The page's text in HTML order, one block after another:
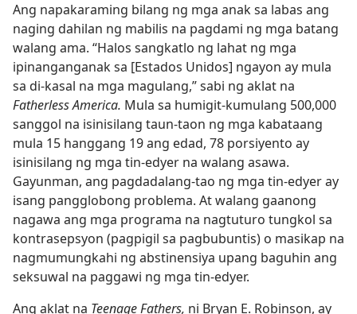
Ang napakaraming bilang ng mga anak sa labas ang
naging dahilan ng mabilis na pagdami ng mga batang
walang ama. “Halos sangkatlo ng lahat ng mga
ipinanganganak sa [Estados Unidos] ngayon ay mula
sa di-kasal na mga magulang,” sabi ng aklat na
Fatherless America. Mula sa humigit-kumulang 500,000
sanggol na isinisilang taun-taon ng mga kabataang
mula 15 hanggang 19 ang edad, 78 porsiyento ay
isinisilang ng mga tin-edyer na walang asawa.
Gayunman, ang pagdadalang-tao ng mga tin-edyer ay
isang pangglobong problema. At walang gaanong
nagawa ang mga programa na nagtuturo tungkol sa
kontrasepsyon (pagpigil sa pagbubuntis) o masikap na
nagmumungkahi ng abstinensiya upang baguhin ang
seksuwal na paggawi ng mga tin-edyer.
Ang aklat na Teenage Fathers, ni Bryan E. Robinson, ay